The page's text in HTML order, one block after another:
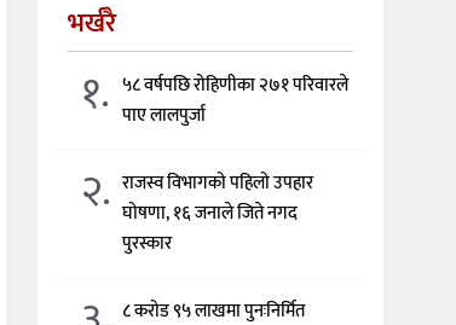
भर्खरै
१. ५८ वर्षपछि रोहिणीका २७१ परिवारले
पाए लालपुर्जा
२. राजस्व विभागको पहिलो उपहार
घोषणा, १६ जनाले जिते नगद
पुरस्कार
८ करोड ९५ लाखमा पुनःनिर्मित